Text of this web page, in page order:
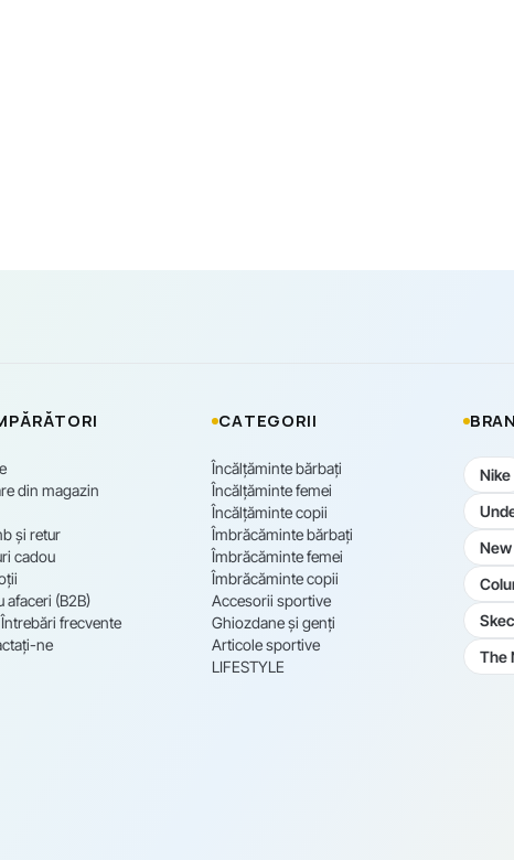
din magazin
și retur
cadou
afaceri (B2B)
Întrebări frecvente
ne
CATEGORII
Încălțăminte bărbați
Încălțăminte femei
Încălțăminte copii
Îmbrăcăminte bărbați
Îmbrăcăminte femei
Îmbrăcăminte copii
Accesorii sportive
Ghiozdane și genți
Articole sportive
LIFESTYLE
Nike
The